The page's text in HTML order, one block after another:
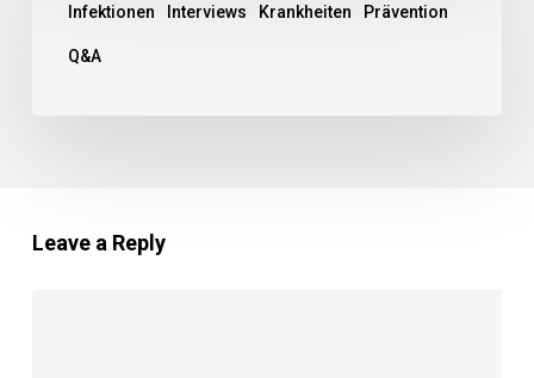
Infektionen Interviews Krankheiten Prävention
Q&A
Leave a Reply